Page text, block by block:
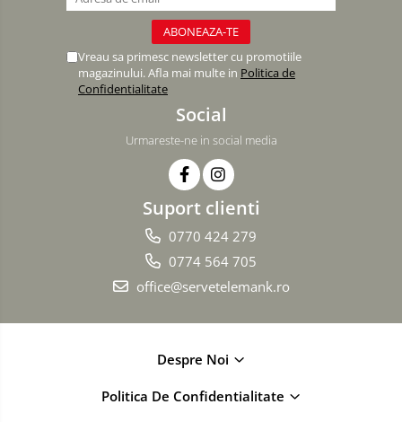
Vreau sa primesc newsletter cu promotiile
magazinului. Afla mai multe in Politica de
Confidentialitate
Social
Urmareste-ne in social media
Suport clienti
0770 424 279
0774 564 705
office@servetelemank.ro
Despre Noi
Politica De Confidentialitate